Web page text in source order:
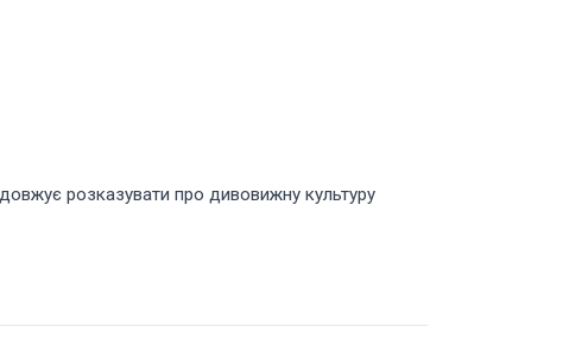
розказувати про дивовижну культуру